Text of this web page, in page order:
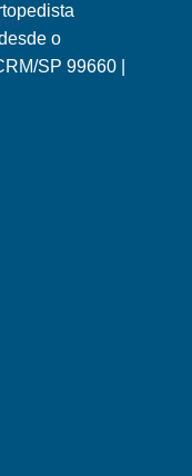
o
SP 99660 |